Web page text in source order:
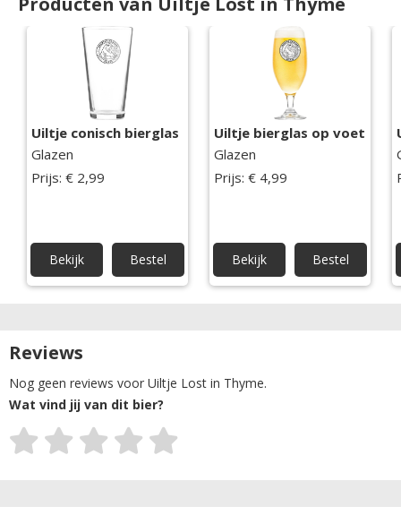
Uiltje conisch bierglas
Glazen
Prijs: € 2,99
Bekijk Bestel
Uiltje bierglas op voet
Glazen
Prijs: € 4,99
Bekijk Bestel
Reviews
Nog geen reviews voor Uiltje Lost in Thyme.
Wat vind jij van dit bier?